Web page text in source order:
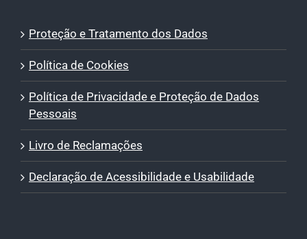
Proteção e Tratamento dos Dados
Política de Cookies
Política de Privacidade e Proteção de Dados
Pessoais
Livro de Reclamações
Declaração de Acessibilidade e Usabilidade